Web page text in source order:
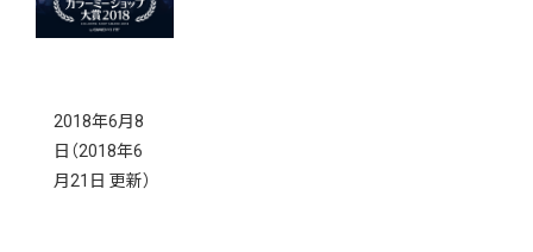
法
2018年6月8
日 （2018年6
月21日 更新）